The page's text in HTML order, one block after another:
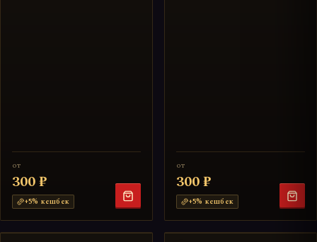
от
300 ₽
+5% кешбек
от
300 ₽
+5% кешбек